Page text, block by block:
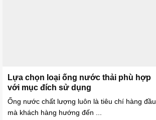
Lựa chọn loại ống nước thải phù hợp
với mục đích sử dụng
Ống nước chất lượng luôn là tiêu chí hàng đầu
mà khách hàng hướng đến ...